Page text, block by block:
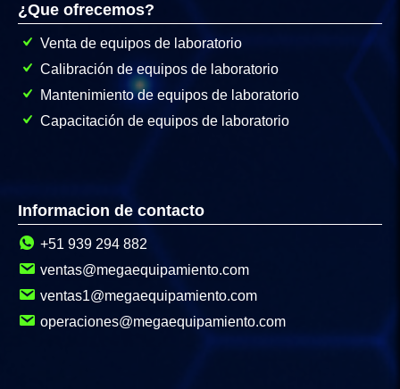
¿Que ofrecemos?
Venta de equipos de laboratorio
Calibración de equipos de laboratorio
Mantenimiento de equipos de laboratorio
Capacitación de equipos de laboratorio
Informacion de contacto
+51 939 294 882
ventas@megaequipamiento.com
ventas1@megaequipamiento.com
operaciones@megaequipamiento.com